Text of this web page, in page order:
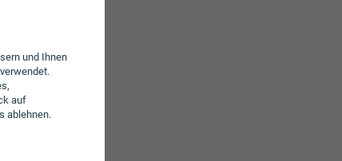
und Ihnen
auf
ablehnen.